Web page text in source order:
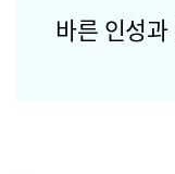
바른 인성